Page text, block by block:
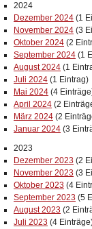
2024
Dezember 2024 (1
November 2024 (3
Oktober 2024 (2
September 2024 (1
August 2024 (1
Juli 2024 (1 Eintrag)
Mai 2024 (4
April 2024 (2
März 2024 (2
Januar 2024 (3
2023
Dezember 2023 (2
November 2023 (3
Oktober 2023 (4
September 2023 (5
August 2023 (2
Juli 2023 (4